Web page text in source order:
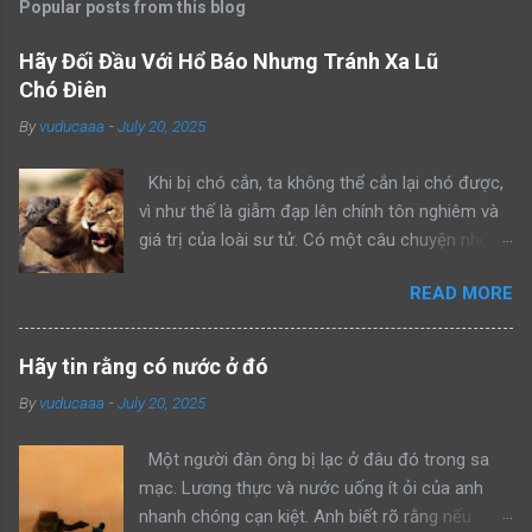
Popular posts from this blog
Hãy Đối Đầu Với Hổ Báo Nhưng Tránh Xa Lũ
Chó Điên
Byvuducaaa -July 20, 2025
Khi bị chó cắn, ta không thể cắn lại chó được,
vì như thế là giẫm đạp lên chính tôn nghiêm và
giá trị của loài sư tử. Có một câu chuyện nhỏ
nom lãnh địa, cả hai gặp một con sư tử đực
khác đang lang thang một mình. Sư tử bố bèn
bảo con: “Hãy nhìn bố đánh đuổi kẻ xâm phạm
lãnh thổ này đi như thế nào”. Rồi sư tử bố lao
lên anh dũng chiến đấu, bảo vệ khu vực của
tử tiếp tục dẫn nhau đi tuần tra, cả hai bắt gặp
một con hổ đang mon men săn mồi trong lãnh
thổ. Sư tử bố quay sang bảo con: “Hãy nhìn bố
READ MORE
Hãy tin rằng có nước ở đó
Byvuducaaa -July 20, 2025
Một người đàn ông bị lạc ở đâu đó trong sa
mạc. Lương thực và nước uống ít ỏi của anh
nhanh chóng cạn kiệt. Anh biết rõ rằng nếu